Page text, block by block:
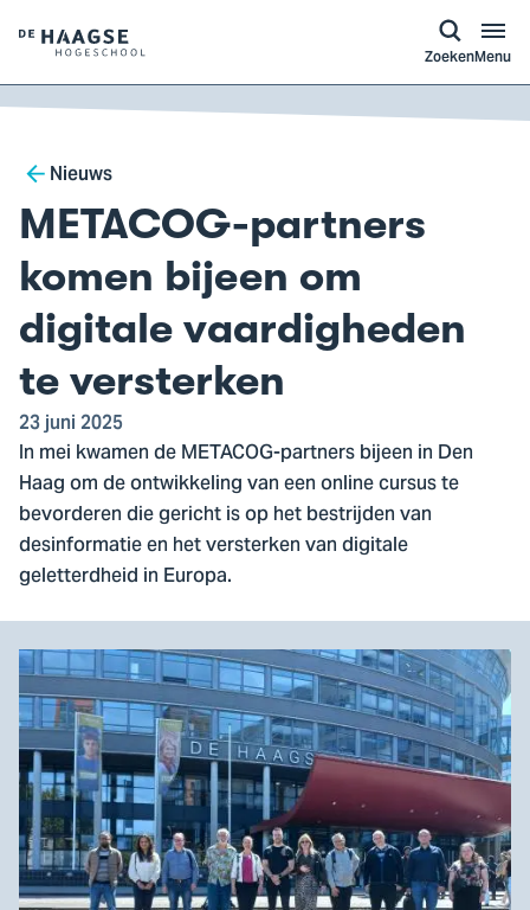
Logo
van
De
Hogeschool,
ga
naar
de
homepagina
ZoekenMenu
Breadcrumb
Nieuws
METACOG-partners
komen bijeen om
digitale vaardigheden
te versterken
23 juni 2025
In mei kwamen de METACOG-partners bijeen in Den
Haag om de ontwikkeling van een online cursus te
bevorderen die gericht is op het bestrijden van
desinformatie en het versterken van digitale
geletterdheid in Europa.